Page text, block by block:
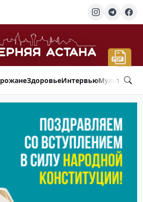
ЗдоровьеИнтервью